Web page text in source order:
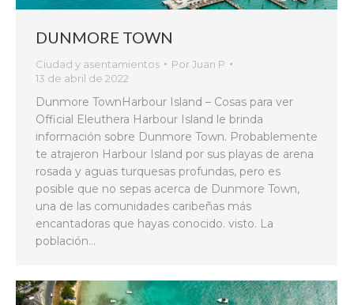
DUNMORE TOWN
Ciudad y asentamientos PorJuan P
13 de abril de 2022
Dunmore TownHarbour Island – Cosas para ver
Official Eleuthera Harbour Island le brinda
información sobre Dunmore Town. Probablemente
te atrajeron Harbour Island por sus playas de arena
rosada y aguas turquesas profundas, pero es
posible que no sepas acerca de Dunmore Town,
una de las comunidades caribeñas más
encantadoras que hayas conocido. visto. La
población…